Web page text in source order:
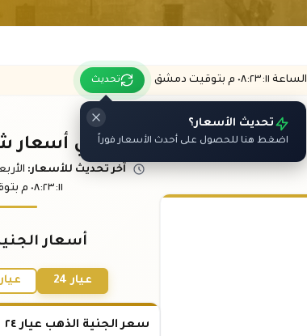
الساعة :١١ م بتوقيت دمشق تحديث
تحديث الأسعار؟
اضغط هنا للحصول على أحدث الأسعار فوراًباقي أسعار
آخر تحديث للأسعار:
٠٨:٢٣:١١ م
أسعار
عيار 24 عيار
سعر الجنية الذهب عيار ٢٤